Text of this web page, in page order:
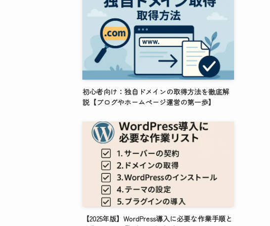
初心者向け：独自ドメインの取得方法を徹底解
説【ブログやホームページ運営の第一歩】
【2025年版】WordPress導入に必要な作業手順と